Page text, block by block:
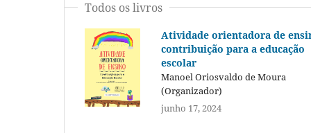
Todos os livros
Atividade orientadora de
contribuição para a educação
escolar
Manoel Oriosvaldo de Moura
(Organizador)
junho 17, 2024